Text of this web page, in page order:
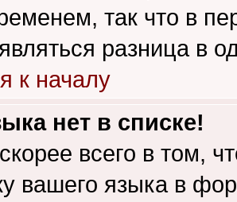
так что в
разница в
к началу
нет в списке!
всего в том,
вашего языка в